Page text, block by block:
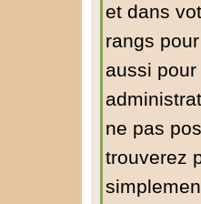
et dans
rangs
aussi
ne pas
trouverez